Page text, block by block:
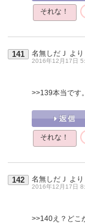
それな！
141 名無しだＪ より
2016年12月17日
>>139本当です
それな！
142 名無しだＪ より
2016年12月17日
>>140え？どこ